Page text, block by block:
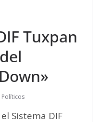
Tuxpan
Políticos
Sistema DIF